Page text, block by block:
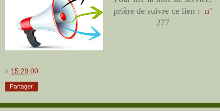
prière de suivre ce lien : n°
277
à 15:29:00
Partager